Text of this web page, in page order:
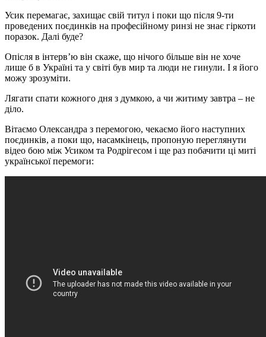
Усик перемагає, захищає свій титул і поки що після 9-ти
проведених поєдинків на професійному ринзі не знає гіркоти
поразок. Далі буде?
Опісля в інтерв’ю він скаже, що нічого більше він не хоче
лише б в Україні та у світі був мир та люди не гинули. І я його
можу зрозуміти.
Лягати спати кожного дня з думкою, а чи житиму завтра – не
діло.
Вітаємо Олександра з перемогою, чекаємо його наступних
поєдинків, а поки що, насамкінець, пропоную переглянути
відео бою між Усиком та Родрігесом і ще раз побачити ці миті
української перемоги: